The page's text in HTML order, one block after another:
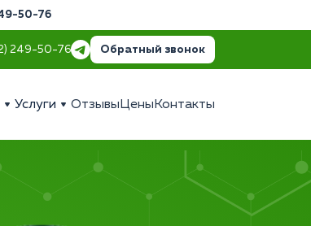
50-76
249-50-76 Обратный звонок
Услуги Отзывы Цены Контакты